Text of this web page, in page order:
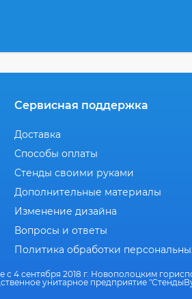
Сервисная поддержка
Доставка
Способы оплаты
Стенды своими руками
Дополнительные материалы
Изменение дизайна
Вопросы и ответы
Политика обработки
с 4 сентября 2018 г. Новополоцким
унитарное предприятие